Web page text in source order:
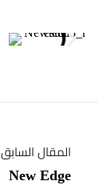
المقال السابق
New Edge